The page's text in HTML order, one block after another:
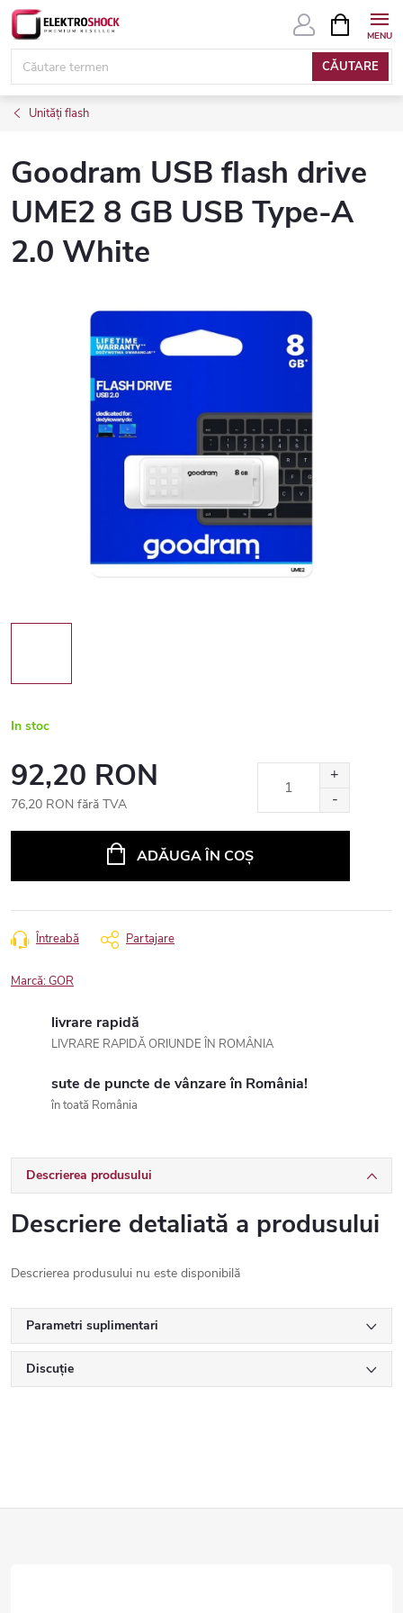
Treci
conținut
CĂUTARE
COŞ
DE
Unități flash
Goodram USB flash drive
UME2 8 GB USB Type-A
2.0 White
In stoc
92,20 RON
76,20 RON fără TVA
ADĂUGA ÎN COŞ
Întreabă Partajare
Marcă:GOR
livrare rapidă
LIVRARE RAPIDĂ ORIUNDE ÎN ROMÂNIA
sute de puncte de vânzare în România!
în toată România
Descrierea produsului
Descriere detaliată a produsului
Descrierea produsului nu este disponibilă
Parametri suplimentari
Discuţie